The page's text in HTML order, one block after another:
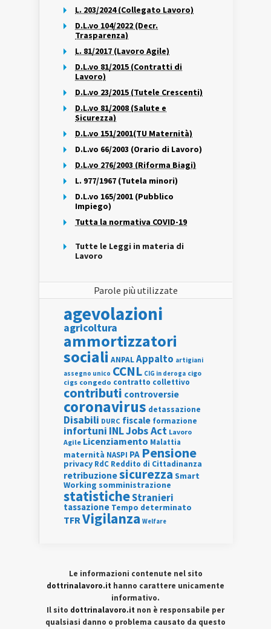
L. 203/2024 (Collegato Lavoro)
D.L.vo 104/2022 (Decr.
Trasparenza)
L. 81/2017 (Lavoro Agile)
D.L.vo 81/2015 (Contratti di
Lavoro)
D.L.vo 23/2015 (Tutele Crescenti)
D.L.vo 81/2008 (Salute e
Sicurezza)
D.L.vo 151/2001(TU Maternità)
D.L.vo 66/2003 (Orario di Lavoro)
D.L.vo 276/2003 (Riforma Biagi)
L. 977/1967 (Tutela minori)
D.L.vo 165/2001 (Pubblico
Impiego)
Tutta la normativa COVID-19
Tutte le Leggi in materia di
Lavoro
Parole più utilizzate
agevolazioni
agricoltura
ammortizzatori
sociali ANPALAppalto artigiani
assegno unico CCNL CIG in deroga cigo
cigs congedo contratto collettivo
contributi controversie
coronavirus detassazione
Disabili DURC fiscale formazione
infortuni INLJobs Act Lavoro
Agile Licenziamento Malattia
maternità NASPI PA Pensione
privacy RdC Reddito di Cittadinanza
retribuzionesicurezza Smart
Working somministrazione
statisticheStranieri
tassazione Tempo determinato
TFRVigilanza Welfare
Le informazioni contenute nel sito
dottrinalavoro.it hanno carattere unicamente
informativo.
Il sito dottrinalavoro.it non è responsabile per
qualsiasi danno o problema causato da questo